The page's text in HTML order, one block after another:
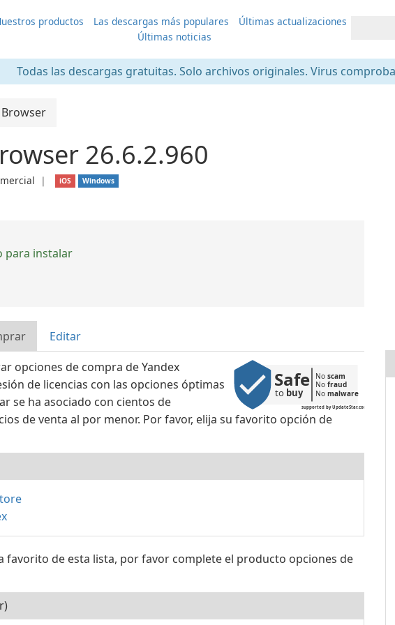
productos Las descargas más populares
Últimas actualizaciones
Últimas noticias
Todas las descargas gratuitas. Solo archivos originales. Virus
Browser
26.6.2.960
❘ iOS Windows
para instalar
Editar
supported by UpdateStar.com
Safe
to buy
No scam
No fraud
No malware
opciones de compra de Yandex
de licencias con las opciones óptimas
se ha asociado con cientos de
de venta al por menor. Por favor, elija su favorito opción de
favorito de esta lista, por favor complete el producto opciones de